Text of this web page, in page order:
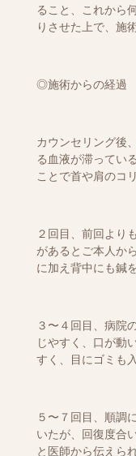
ること、これから
りさせた上で、施
◎施術からの経過
カウンセリング後
る血液が滞ってい
ことで首や肩のコ
２回目、前回より
があるとご本人か
に加え背中にも鍼
３〜４回目、病院
じやすく、口が動
すく、目にゴミも
５〜７回目、順調
いたが、回復度合
と医師から伝えられ